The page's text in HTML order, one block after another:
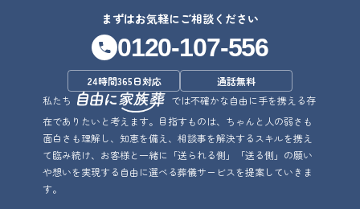
まずはお気軽にご相談ください
0120-107-556
24時間365日対応
通話無料
私たち
では不確かな自由に手を携える存
在でありたいと考えます。目指すものは、ちゃんと人の弱さも
面白さも理解し、知恵を備え、相談事を解決するスキルを携え
て臨み続け、お客様と一緒に「送られる側」「送る側」の願い
や想いを実現する自由に選べる葬儀サービスを提案していきま
す。